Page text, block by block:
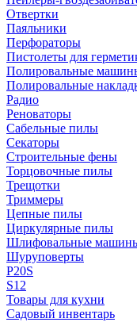
Отвертки
Паяльники
Перфораторы
Пистолеты для
Полировальные
Полировальные
Радио
Реноваторы
Сабельные пилы
Секаторы
Строительные фены
Торцовочные пилы
Трещотки
Триммеры
Цепные пилы
Циркулярные пилы
Шлифовальные
Шуруповерты
P20S
S12
Товары для кухни
Садовый инвентарь